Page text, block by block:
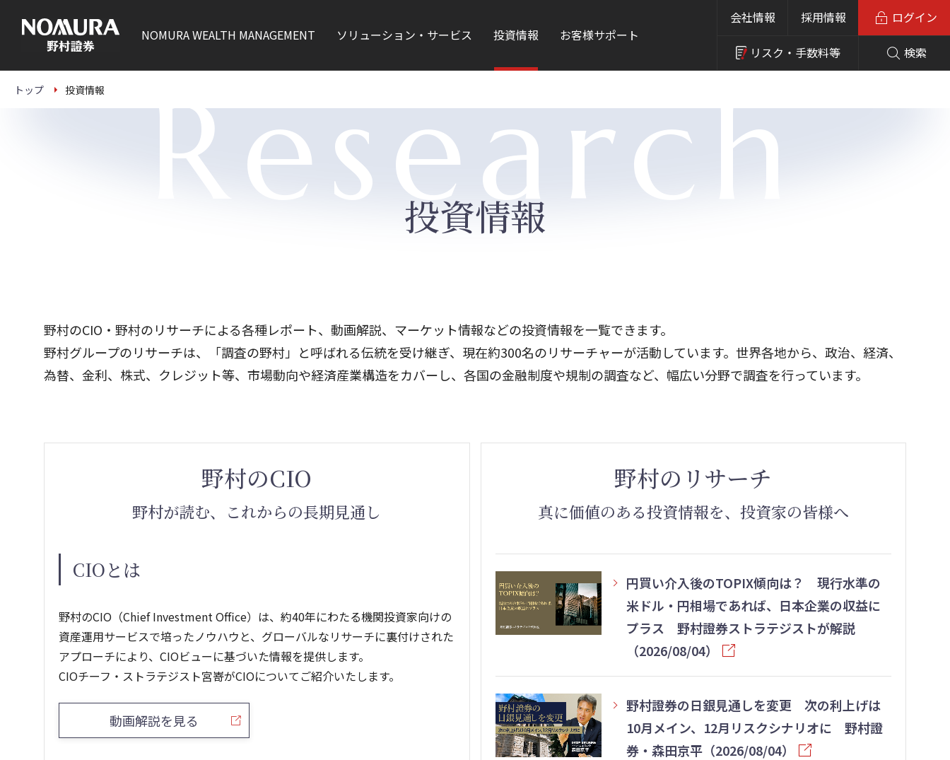
本
NOMURAWEALTH MANAGEMENT ソリューション・サービス 投資情報 お客様サポート
会社情報 採用情報
リスク・ 手数料等 検索
ログイン
トップ 投資情報 Research
投資情報
野村のCIO・野村のリサーチによる各種レポート、動画解説、マーケット情報などの投資情報を一覧できます。
野村グループのリサーチは、「調査の野村」と呼ばれる伝統を受け継ぎ、現在約300名のリサーチャーが活動しています。世界各地から、政治、経済、
為替、金利、株式、クレジット等、市場動向や経済産業構造をカバーし、各国の金融制度や規制の調査など、幅広い分野で調査を行っています。
野村のCIO
野村が読む、これからの長期見通し
CIOとは
野村のCIO（Chief Investment Office）は、約40年にわたる機関投資家向けの
資産運用サービスで培ったノウハウと、グローバルなリサーチに裏付けされた
アプローチにより、CIOビューに基づいた情報を提供します。
CIOチーフ・ストラテジスト宮嵜がCIOについてご紹介いたします。
動画解説を見る
野村のリサーチ
真に価値のある投資情報を、投資家の皆様へ
円買い介入後のTOPIX傾向は？ 現行水準の
米ドル・円相場であれば、日本企業の収益に
プラス 野村證券ストラテジストが解説
（2026/08/04）
野村證券の日銀見通しを変更 次の利上げは
10月メイン、12月リスクシナリオに 野村證
券・森田京平（2026/08/04）